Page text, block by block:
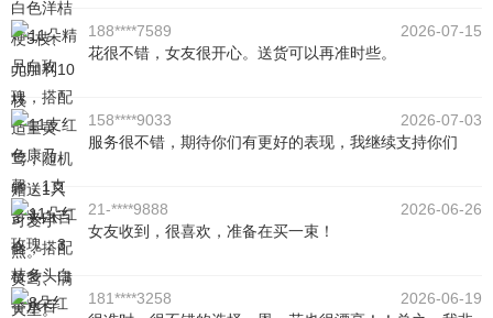
188****7589
2026-07-15
花很不错，女友很开心。送货可以再准时些。
158****9033
2026-07-03
服务很不错，期待你们有更好的表现，我继续支持你们
21-****9888
2026-06-26
女友收到，很喜欢，准备在买一束！
181****3258
2026-06-19